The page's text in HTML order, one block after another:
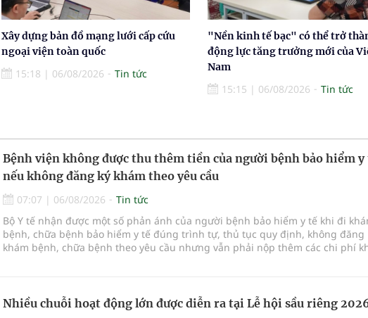
Xây dựng bản đồ mạng lưới cấp cứu
ngoại viện toàn quốc
15:18 | 06/08/2026 Tin tức
"Nền kinh tế bạc" có thể trở
động lực tăng trưởng mới của
Nam
15:15 | 06/08/2026 Tin tức
Bệnh viện không được thu thêm tiền của người bệnh bảo hiểm y
nếu không đăng ký khám theo yêu cầu
07:07 | 06/08/2026
Tin tức
Bộ Y tế nhận được một số phản ánh của người bệnh bảo hiểm y tế khi đi
bệnh, chữa bệnh bảo hiểm y tế đúng trình tự, thủ tục quy định, không đăng
khám bệnh, chữa bệnh theo yêu cầu nhưng vẫn phải nộp thêm các chi phí
Nhiều chuỗi hoạt động lớn được diễn ra tại Lễ hội sầu riêng